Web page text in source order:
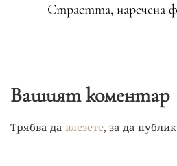
Страстта, наречена
Вашият коментар
Трябва да влезете, за да